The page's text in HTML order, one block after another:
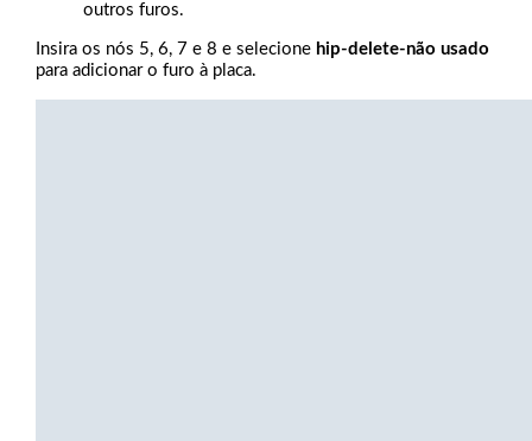
outros furos.
Insira os nós 5, 6, 7 e 8 e selecione hip-delete-não usado
para adicionar o furo à placa.